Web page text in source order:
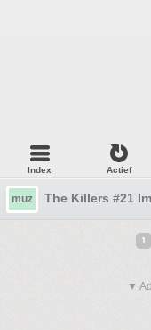
Index Actief
muz The Killers #21
1
▼